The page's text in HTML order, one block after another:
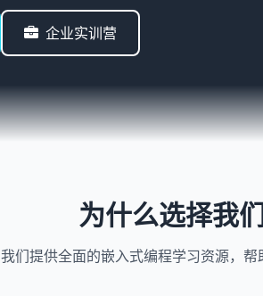
企业实训营
为什么选择我
我们提供全面的嵌入式编程学习资源，帮